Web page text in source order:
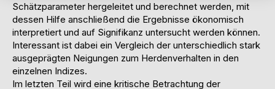
Schätzparameter hergeleitet und berechnet werden, mit
dessen Hilfe anschließend die Ergebnisse ökonomisch
interpretiert und auf Signifikanz untersucht werden können.
Interessant ist dabei ein Vergleich der unterschiedlich stark
ausgeprägten Neigungen zum Herdenverhalten in den
einzelnen Indizes.
Im letzten Teil wird eine kritische Betrachtung der